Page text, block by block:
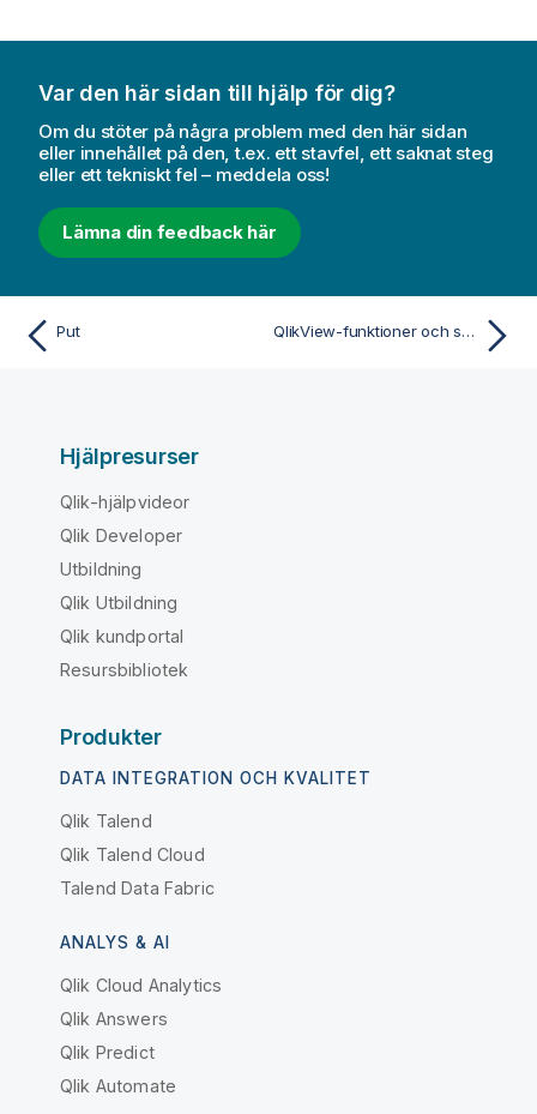
r
a
t
n
Var den här sidan till hjälp för dig?
Om du stöter på några problem med den här sidan
eller innehållet på den, t.ex. ett stavfel, ett saknat steg
eller ett tekniskt fel – meddela oss!
Lämna din feedback här
Put QlikView-funktioner och satser som inte stöds i Qlik Sense
Hjälpresurser
Qlik-hjälpvideor
Qlik Developer
Utbildning
Qlik Utbildning
Qlik kundportal
Resursbibliotek
Produkter
DATA INTEGRATION OCH KVALITET
Qlik Talend
Qlik Talend Cloud
Talend Data Fabric
ANALYS & AI
Qlik Cloud Analytics
Qlik Answers
Qlik Predict
Qlik Automate